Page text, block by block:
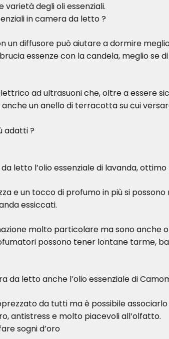
degli oli essenziali.
in camera da letto ?
un diffusore può aiutare a dormire
essenze con la candela, meglio se
ad ultrasuoni che, oltre a essere
un anello di terracotta su cui
adatti ?
letto l’olio essenziale di lavanda,
e un tocco di profumo in più si
essiccati.
molto particolare ma sono anche
possono tener lontane tarme,
da letto anche l’olio essenziale di
da tutti ma è possibile
antistress e molto piacevoli all’olfatto.
sogni d’oro